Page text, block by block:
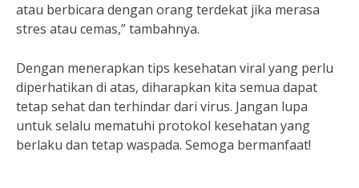
atau berbicara dengan orang terdekat jika merasa
stres atau cemas,” tambahnya.
Dengan menerapkan tips kesehatan viral yang perlu
diperhatikan di atas, diharapkan kita semua dapat
tetap sehat dan terhindar dari virus. Jangan lupa
untuk selalu mematuhi protokol kesehatan yang
berlaku dan tetap waspada. Semoga bermanfaat!